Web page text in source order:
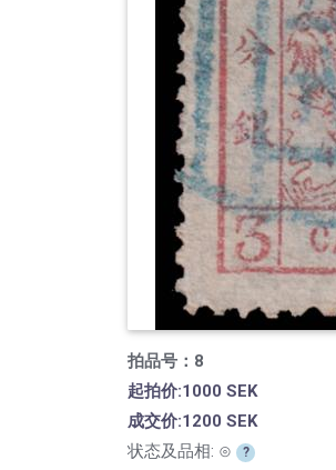
拍品号：8
起拍价:1000 SEK
成交价:1200 SEK
状态及品相: ⊙ ?